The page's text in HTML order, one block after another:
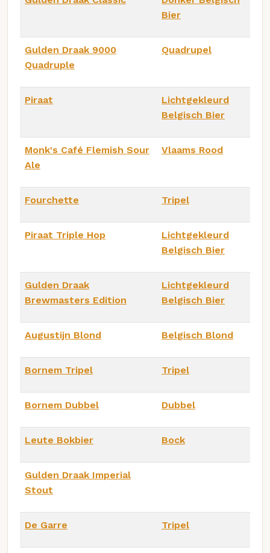
Bier
Gulden Draak 9000
Quadruple
Quadrupel
Piraat
Lichtgekleurd
Belgisch Bier
Monk's Café Flemish Sour
Ale
Vlaams Rood
Fourchette Tripel
Piraat Triple Hop
Lichtgekleurd
Belgisch Bier
Gulden Draak
Brewmasters Edition
Lichtgekleurd
Belgisch Bier
Augustijn Blond Belgisch Blond
Bornem Tripel Tripel
Bornem Dubbel Dubbel
Leute Bokbier Bock
Gulden Draak Imperial
Stout
De Garre Tripel